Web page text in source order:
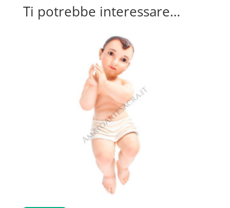
Ti potrebbe interessare…